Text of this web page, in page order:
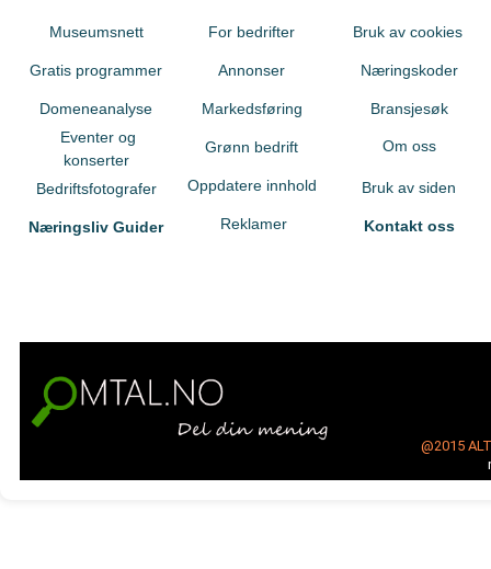
Museumsnett
Gratis programmer
Domeneanalyse
Eventer og
konserter
Bedriftsfotografer
Næringsliv Guider
For bedrifter
Annonser
Markedsføring
Grønn bedrift
Oppdatere innhold
Reklamer
Bruk av cookies
Næringskoder
Bransjesøk
Om oss
Bruk av siden
Kontakt oss
@2015